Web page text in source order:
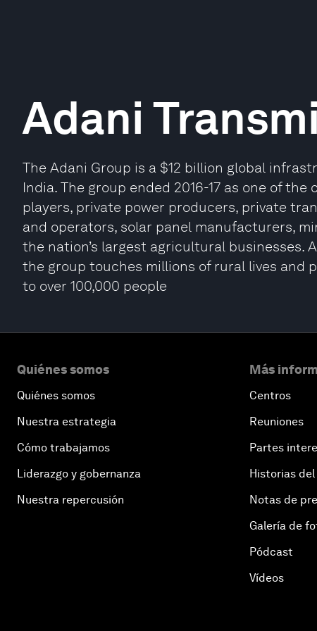
Adani
The Adani Group is a $12 billion global
India. The group ended 2016-17 as one of
players, private power producers, private
and operators, solar panel manufacturers,
the nation’s largest agricultural businesses.
the group touches millions of rural lives and
to over 100,000 people
Quiénes somos
Quiénes somos
Nuestra estrategia
Cómo trabajamos
Liderazgo y gobernanza
Nuestra repercusión
Más
Centros
Reuniones
Partes
Historias del
Notas de
Galería de
Pódcast
Vídeos